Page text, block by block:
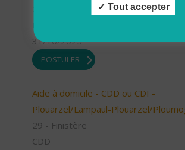
31/10/2025
POSTULER
Aide à domicile - CDD ou CDI -
Plouarzel/Lampaul-Plouarzel/
29 - Finistère
CDD
Tout accepter